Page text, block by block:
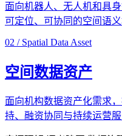
面向机器人、无人机和具
可定位、可协同的空间语义
02 / Spatial Data Asset
空间数据资产
面向机构数据资产化需求
持、融资协同与持续运营服